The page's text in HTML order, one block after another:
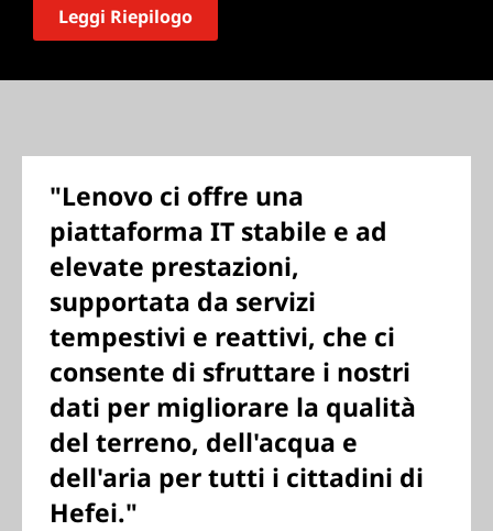
Leggi Riepilogo
"Lenovo ci offre una
piattaforma IT stabile e ad
elevate prestazioni,
supportata da servizi
tempestivi e reattivi, che ci
consente di sfruttare i nostri
dati per migliorare la qualità
del terreno, dell'acqua e
dell'aria per tutti i cittadini di
Hefei."